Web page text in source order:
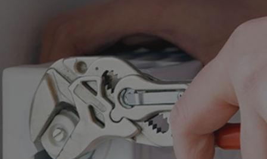
ANKARA KOMBI SERVISI
Petek Temizleme